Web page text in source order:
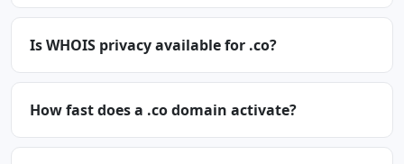
Is WHOIS privacy available for .co?
How fast does a .co domain activate?